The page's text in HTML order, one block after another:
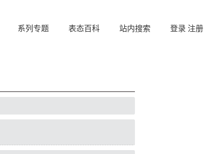
系列专题 表态百科 站内搜索 登录 注册